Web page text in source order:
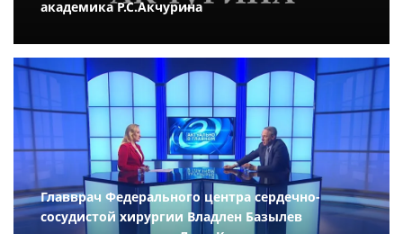
академика Р.С.Акчурина
Главврач Федерального центра сердечно-
сосудистой хирургии Владлен Базылев